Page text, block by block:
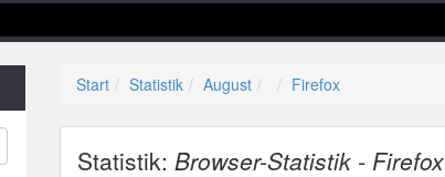
Start Statistik August Firefox
Statistik:Browser-Statistik - Firefox